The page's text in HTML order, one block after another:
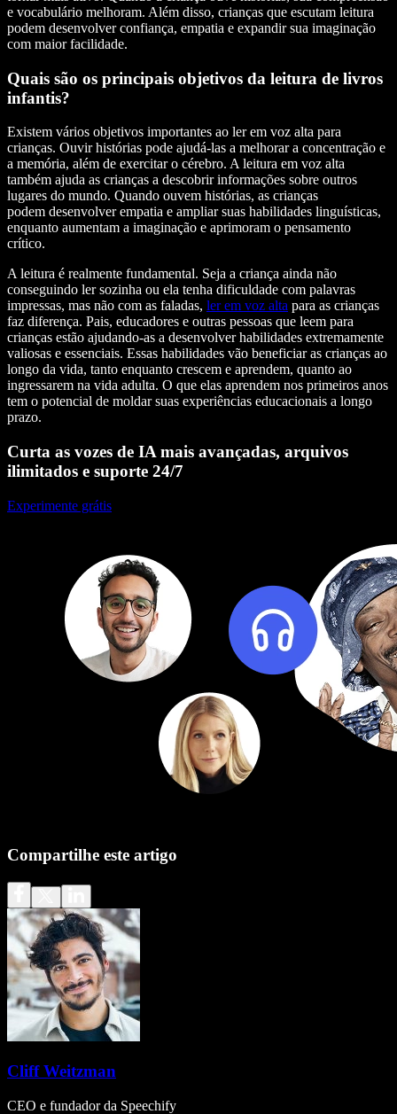
e vocabulário melhoram. Além disso, crianças que escutam leitura
podem desenvolver confiança, empatia e expandir sua imaginação
com maior facilidade.
Quais são os principais objetivos da leitura de livros
infantis?
Existem vários objetivos importantes ao ler em voz alta para
crianças. Ouvir histórias pode ajudá-las a melhorar a concentração e
a memória, além de exercitar o cérebro. A leitura em voz alta
também ajuda as crianças a descobrir informações sobre outros
lugares do mundo. Quando ouvem histórias, as crianças
podem desenvolver empatia e ampliar suas habilidades linguísticas,
enquanto aumentam a imaginação e aprimoram o pensamento
crítico.
A leitura é realmente fundamental. Seja a criança ainda não
conseguindo ler sozinha ou ela tenha dificuldade com palavras
impressas, mas não com as faladas, ler em voz alta para as crianças
faz diferença. Pais, educadores e outras pessoas que leem para
crianças estão ajudando-as a desenvolver habilidades extremamente
valiosas e essenciais. Essas habilidades vão beneficiar as crianças ao
longo da vida, tanto enquanto crescem e aprendem, quanto ao
ingressarem na vida adulta. O que elas aprendem nos primeiros anos
tem o potencial de moldar suas experiências educacionais a longo
prazo.
Curta as vozes de IA mais avançadas, arquivos
ilimitados e suporte 24/7
Experimente grátis
Compartilhe este artigo
Cliff Weitzman
CEO e fundador da Speechify